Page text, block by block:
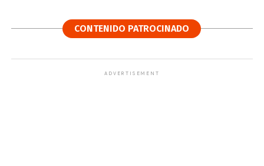
CONTENIDO PATROCINADO
ADVERTISEMENT